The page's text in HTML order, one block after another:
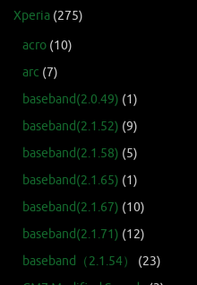
Xperia (275)
acro (10)
arc (7)
baseband(2.0.49) (1)
baseband(2.1.52) (9)
baseband(2.1.58) (5)
baseband(2.1.65) (1)
baseband(2.1.67) (10)
baseband(2.1.71) (12)
baseband（2.1.54）
(23)